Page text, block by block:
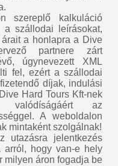
szereplő kalkuláció
a szállodai leírásokat,
a honlapra a Dive
partnere zárt
úgynevezett XML
fel, ezért a szállodai
díjak, indulási
Hard Tours Kft-nek
valódíságáért az
A weboldalon
mintaként szolgálnak!
utazásra jelentkezés
arról, hogy van-e hely
milyen áron fogadja be